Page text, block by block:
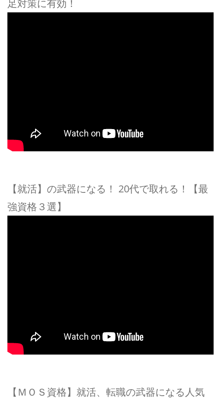
足対策に有効！
【就活】の武器になる！ 20代で取れる！【最
強資格３選】
【ＭＯＳ資格】就活、転職の武器になる人気